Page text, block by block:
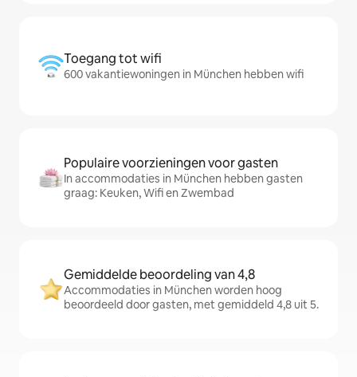
Toegang tot wifi
600 vakantiewoningen in München hebben wifi
Populaire voorzieningen voor gasten
In accommodaties in München hebben gasten
graag: Keuken, Wifi en Zwembad
Gemiddelde beoordeling van 4,8
Accommodaties in München worden hoog
beoordeeld door gasten, met gemiddeld 4,8 uit 5.